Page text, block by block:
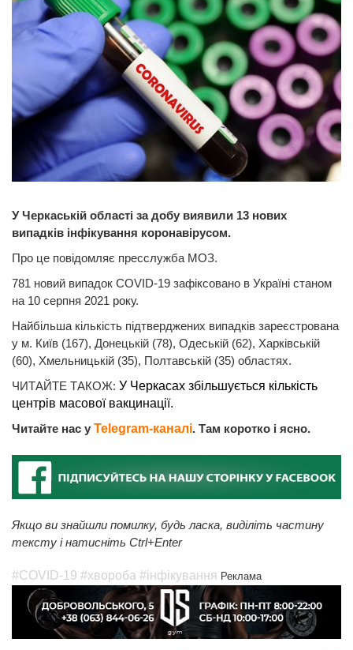
У Черкаській області за добу виявили 13 нових
випадків інфікування коронавірусом.
Про це повідомляє пресслужба МОЗ.
781 новий випадок COVID-19 зафіксовано в Україні станом
на 10 серпня 2021 року.
Найбільша кількість підтверджених випадків зареєстрована
у м. Київ (167), Донецькій (78), Одеській (62), Харківській
(60), Хмельницькій (35), Полтавській (35) областях.
ЧИТАЙТЕ ТАКОЖ: У Черкасах збільшується кількість
центрів масової вакцинації.
Читайте нас у Telegram-каналі. Там коротко і ясно.
Якщо ви знайшли помилку, будь ласка, виділіть частину
тексту і натисніть Ctrl+Enter
#COVID-19 #хвороба #інфікування Реклама